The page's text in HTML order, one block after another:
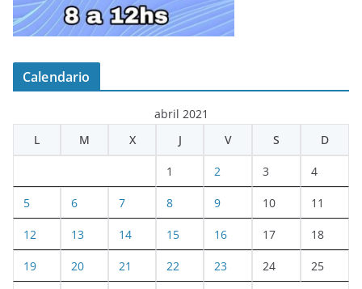
Calendario
abril 2021
L
M X J V S D
1 2 3 4
5 6 7 8 9 10 11
12 13 14 15 16 17 18
19 20 21 22 23 24 25